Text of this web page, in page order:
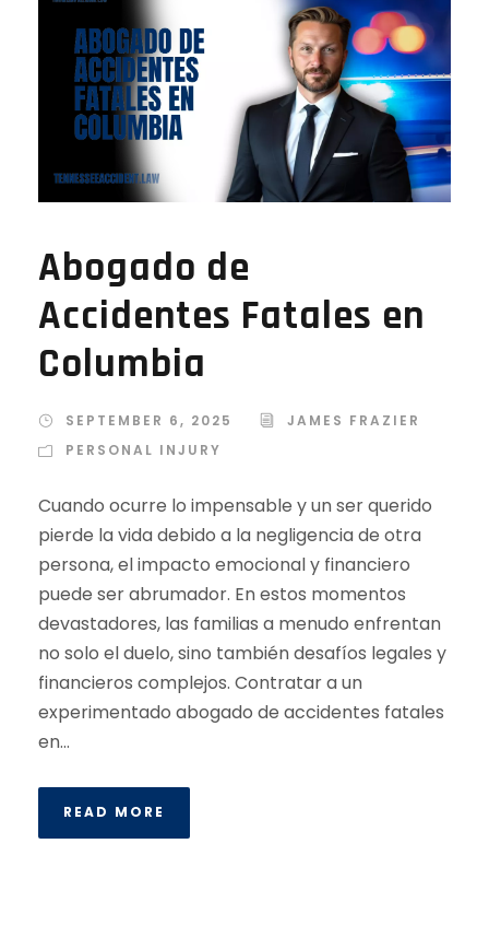
Abogado de
Accidentes Fatales en
Columbia
SEPTEMBER 6, 2025
JAMES FRAZIER
PERSONAL INJURY
Cuando ocurre lo impensable y un ser querido
pierde la vida debido a la negligencia de otra
persona, el impacto emocional y financiero
puede ser abrumador. En estos momentos
devastadores, las familias a menudo enfrentan
no solo el duelo, sino también desafíos legales y
financieros complejos. Contratar a un
experimentado abogado de accidentes fatales
en...
READ MORE